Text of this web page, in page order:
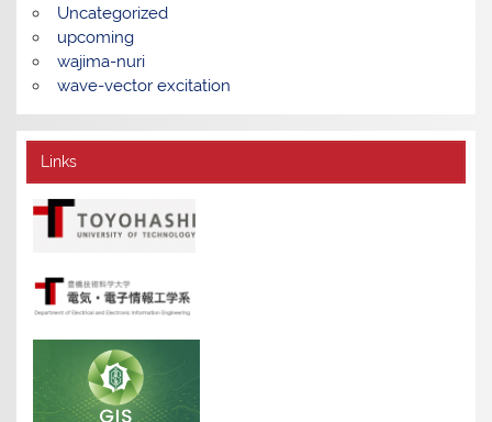
Uncategorized
upcoming
wajima-nuri
wave-vector excitation
Links